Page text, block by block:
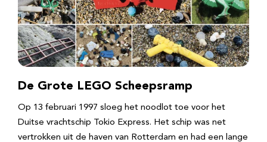
De Grote LEGO Scheepsramp
Op 13 februari 1997 sloeg het noodlot toe voor het
Duitse vrachtschip Tokio Express. Het schip was net
vertrokken uit de haven van Rotterdam en had een lange